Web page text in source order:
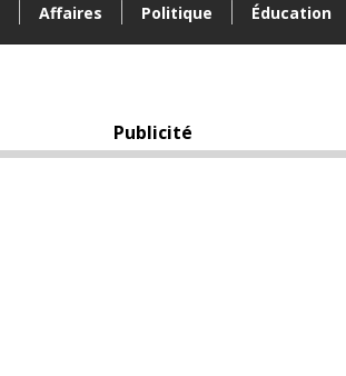
Affaires Politique Éducation
Publicité